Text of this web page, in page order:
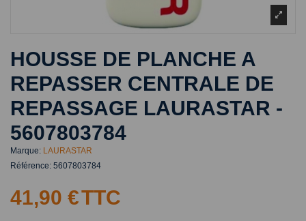
HOUSSE DE PLANCHE A
REPASSER CENTRALE DE
REPASSAGE LAURASTAR -
5607803784
Marque: LAURASTAR
Référence: 5607803784
41,90 €TTC